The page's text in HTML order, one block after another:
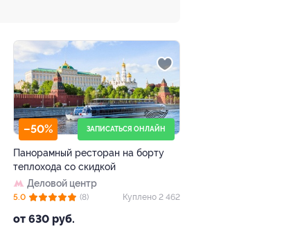
–50% ЗАПИСАТЬСЯ ОНЛАЙН
Панорамный ресторан на борту
теплохода со скидкой
Деловой центр
от 630 руб.
5.0 (8) Куплено 2 462